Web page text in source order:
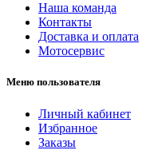
Наша команда
Контакты
Доставка и оплата
Мотосервис
Меню пользователя
Личный кабинет
Избранное
Заказы